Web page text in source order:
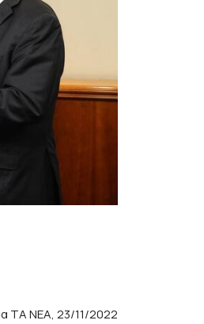
ΤΑ ΝΕΑ, 23/11/2022